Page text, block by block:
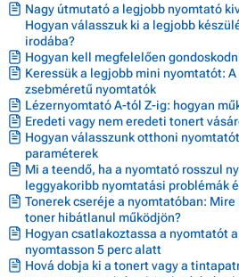
Nagy útmutató a legjobb nyomtató
Hogyan válasszuk ki a legjobb
irodába?
Hogyan kell megfelelően
Keressük a legjobb mini nyomtatót:
zsebméretű nyomtatók
Lézernyomtató A-tól Z-ig: hogyan
Eredeti vagy nem eredeti tonert
Hogyan válasszunk otthoni
paraméterek
Mi a teendő, ha a nyomtató rosszul
leggyakoribb nyomtatási problémák
Tonerek cseréje a nyomtatóban:
toner hibátlanul működjön?
Hogyan csatlakoztassa a nyomtatót
nyomtasson 5 perc alatt
Hová dobja ki a tonert vagy a